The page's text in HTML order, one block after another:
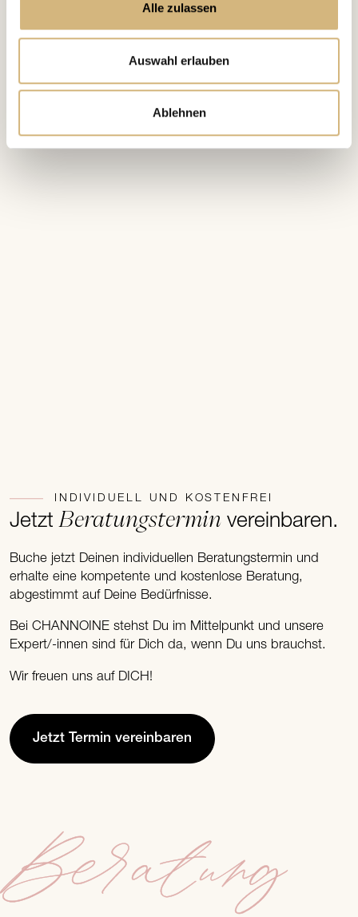
Alle zulassen
Auswahl erlauben
Ablehnen
INDIVIDUELL UND KOSTENFREI
JetztBeratungstermin vereinbaren.
Buche jetzt Deinen individuellen Beratungstermin und
erhalte eine kompetente und kostenlose Beratung,
abgestimmt auf Deine Bedürfnisse.
Bei CHANNOINE stehst Du im Mittelpunkt und unsere
Expert/-innen sind für Dich da, wenn Du uns brauchst.
Wir freuen uns auf DICH!
Jetzt Termin vereinbaren
Beratung